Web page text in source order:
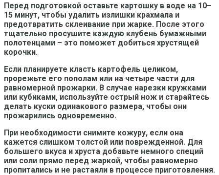
Перед подготовкой оставьте картошку в воде на 10–
15 минут, чтобы удалить излишки крахмала и
предотвратить склеивание при жарке. После этого
тщательно просушите каждую клубень бумажными
полотенцами – это поможет добиться хрустящей
корочки.
Если планируете класть картофель целиком,
прорежьте его пополам или на четыре части для
равномерной прожарки. В случае нарезки кружками
или кубиками, используйте острый нож и старайтесь
делать куски одинакового размера, чтобы они
прожарились одновременно.
При необходимости снимите кожуру, если она
кажется слишком толстой или поврежденной. Для
большего вкуса и хруста добавьте немного специй
или соли прямо перед жаркой, чтобы равномерно
пропитались и не растаяли в процессе приготовления.